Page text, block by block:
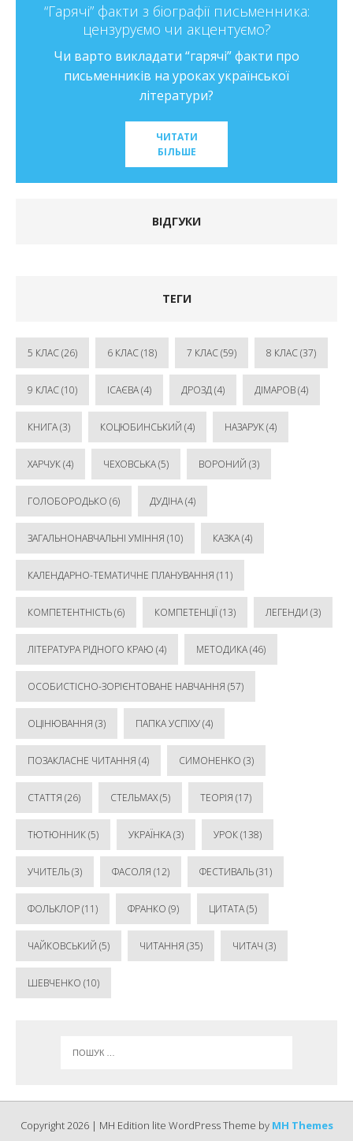
“Гарячі” факти з біографії письменника:
цензуруємо чи акцентуємо?
Чи варто викладати “гарячі” факти про
письменників на уроках української
літератури?
ЧИТАТИ
БІЛЬШЕ
ВІДГУКИ
ТЕГИ
5 КЛАС(26) 6 КЛАС(18) 7 КЛАС(59) 8 КЛАС(37)
9 КЛАС(10) ІСАЄВА(4) ДРОЗД(4) ДІМАРОВ(4)
КНИГА(3) КОЦЮБИНСЬКИЙ (4) НАЗАРУК(4)
ХАРЧУК(4) ЧЕХОВСЬКА(5) ВОРОНИЙ (3)
ГОЛОБОРОДЬКО (6) ДУДІНА(4)
ЗАГАЛЬНОНАВЧАЛЬНІ УМІННЯ (10) КАЗКА(4)
КАЛЕНДАРНО-ТЕМАТИЧНЕ ПЛАНУВАННЯ (11)
КОМПЕТЕНТНІСТЬ(6) КОМПЕТЕНЦІЇ (13) ЛЕГЕНДИ (3)
ЛІТЕРАТУРА РІДНОГО КРАЮ (4) МЕТОДИКА(46)
ОСОБИСТІСНО-ЗОРІЄНТОВАНЕ НАВЧАННЯ (57)
ОЦІНЮВАННЯ (3) ПАПКА УСПІХУ(4)
ПОЗАКЛАСНЕ ЧИТАННЯ (4) СИМОНЕНКО (3)
СТАТТЯ (26) СТЕЛЬМАХ(5) ТЕОРІЯ (17)
ТЮТЮННИК(5) УКРАЇНКА(3) УРОК(138)
УЧИТЕЛЬ(3) ФАСОЛЯ (12) ФЕСТИВАЛЬ(31)
ФОЛЬКЛОР(11) ФРАНКО (9) ЦИТАТА(5)
ЧАЙКОВСЬКИЙ (5) ЧИТАННЯ (35) ЧИТАЧ (3)
ШЕВЧЕНКО (10)
Copyright 2026 | MH Edition lite WordPress Theme by MH Themes